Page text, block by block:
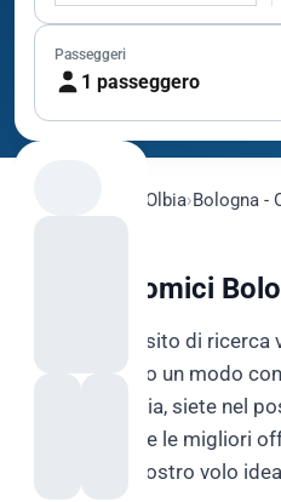
Passeggeri
1 passeggero
Olbia›Bologna -
Voli Economici
Benvenuti sul sito di
state cercando un modo
Bologna a Olbia, siete nel
potrete trovare le migliori
facilmente il vostro volo